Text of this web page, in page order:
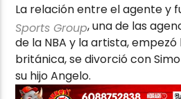
La relación entre el agente y
Sports Group, una de las
de la NBA y la artista, empezó
británica, se divorció con
su hijo Angelo.